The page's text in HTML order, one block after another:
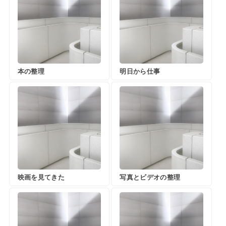
本の整理 明日から仕事
映画を見てきた 写真とビデオの整理